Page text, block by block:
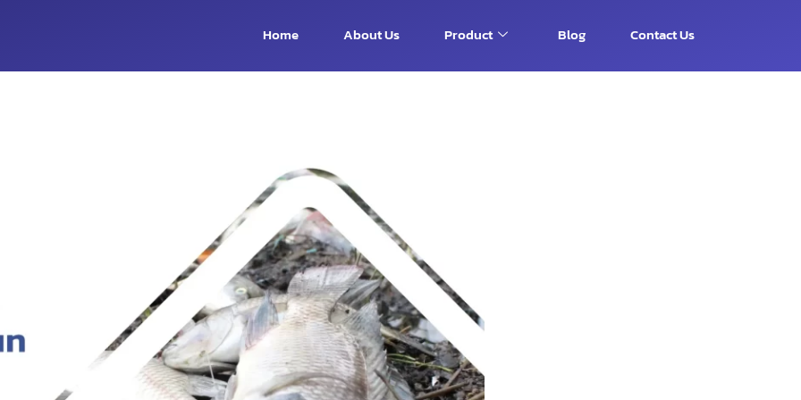
Home About Us Product Blog Contact Us